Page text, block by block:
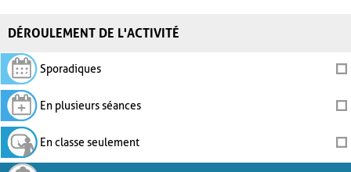
DÉROULEMENT DE L'ACTIVITÉ
Sporadiques
En plusieurs séances
En classe seulement